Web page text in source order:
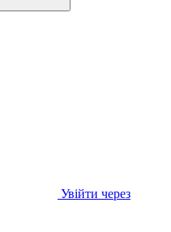
Увійти через